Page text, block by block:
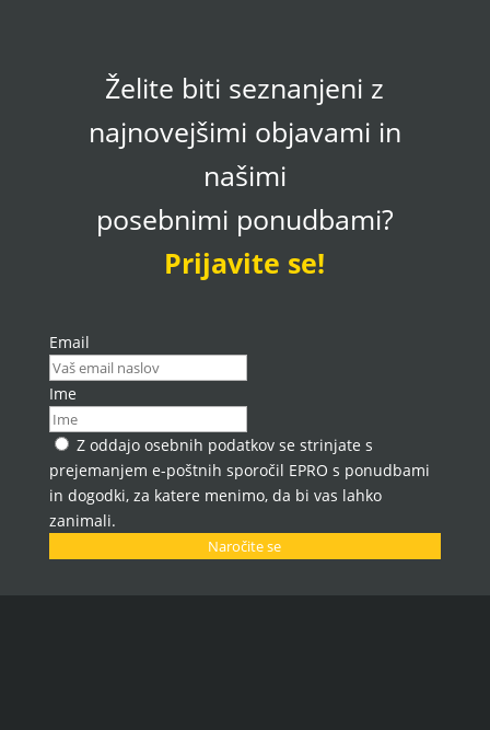
Želite biti seznanjeni z
najnovejšimi objavami in
našimi
posebnimi ponudbami?
Prijavite se!
Email
Ime
Z oddajo osebnih podatkov se strinjate s
prejemanjem e-poštnih sporočil EPRO s ponudbami
in dogodki, za katere menimo, da bi vas lahko
zanimali.
Naročite se